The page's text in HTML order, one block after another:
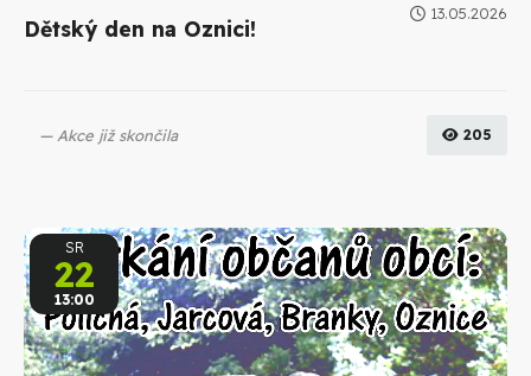
13.05.2026
Dětský den na Oznici!
Akce již skončila 205
SR
22
13:00